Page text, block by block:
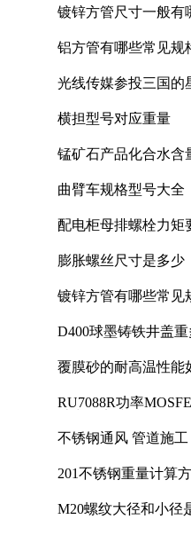
镀锌方管尺寸一般有
铝方管有哪些常见规
光线传媒参投三国的
横担型号对应重量
锰矿石产品化合水含
曲臂车规格型号大全
配电柜母排螺栓力矩
膨胀螺丝尺寸是多少
镀锌方管有哪些常见
D400球墨铸铁井盖
覆膜砂的耐高温性能
RU7088R功率
不锈钢通风 管道施工
201不锈钢重量计算
M20螺纹大径和小径